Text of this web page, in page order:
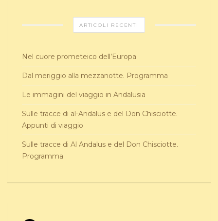
ARTICOLI RECENTI
Nel cuore prometeico dell’Europa
Dal meriggio alla mezzanotte. Programma
Le immagini del viaggio in Andalusia
Sulle tracce di al-Andalus e del Don Chisciotte.
Appunti di viaggio
Sulle tracce di Al Andalus e del Don Chisciotte.
Programma